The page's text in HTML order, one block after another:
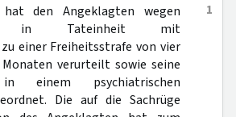
1
hat den Angeklagten wegen
in Tateinheit mit
einer Freiheitsstrafe von vier
verurteilt sowie seine
einem psychiatrischen
Die auf die Sachrüge